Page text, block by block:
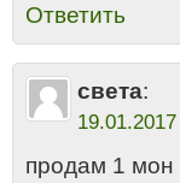
Ответить
света:
продам 1 мон